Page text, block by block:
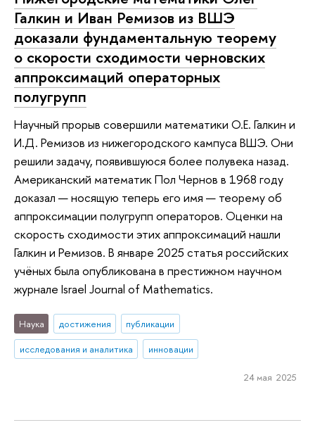
Галкин и Иван Ремизов из ВШЭ
доказали фундаментальную теорему
о скорости сходимости черновских
аппроксимаций операторных
полугрупп
Научный прорыв совершили математики О.Е. Галкин и
И.Д. Ремизов из нижегородского кампуса ВШЭ. Они
решили задачу, появившуюся более полувека назад.
Американский математик Пол Чернов в 1968 году
доказал — носящую теперь его имя — теорему об
аппроксимации полугрупп операторов. Оценки на
скорость сходимости этих аппроксимаций нашли
Галкин и Ремизов. В январе 2025 статья российских
учёных была опубликована в престижном научном
журнале Israel Journal of Mathematics.
Наука достижения
публикации
исследования и аналитика
инновации
24 мая 2025